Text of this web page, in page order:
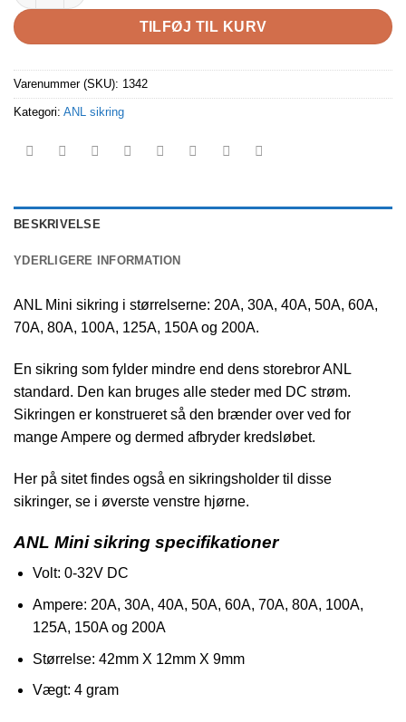
TILFØJ TIL KURV
Varenummer (SKU): 1342
Kategori: ANL sikring
BESKRIVELSE
YDERLIGERE INFORMATION
ANL Mini sikring i størrelserne: 20A, 30A, 40A, 50A, 60A,
70A, 80A, 100A, 125A, 150A og 200A.
En sikring som fylder mindre end dens storebror ANL
standard. Den kan bruges alle steder med DC strøm.
Sikringen er konstrueret så den brænder over ved for
mange Ampere og dermed afbryder kredsløbet.
Her på sitet findes også en sikringsholder til disse
sikringer, se i øverste venstre hjørne.
ANL Mini sikring specifikationer
Volt: 0-32V DC
Ampere: 20A, 30A, 40A, 50A, 60A, 70A, 80A, 100A,
125A, 150A og 200A
Størrelse: 42mm X 12mm X 9mm
Vægt: 4 gram